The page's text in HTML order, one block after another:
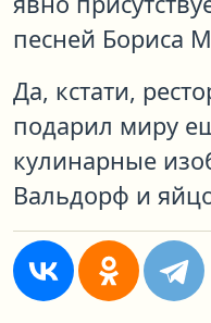
песней Бориса
Да, кстати,
подарил миру
кулинарные
Вальдорф и